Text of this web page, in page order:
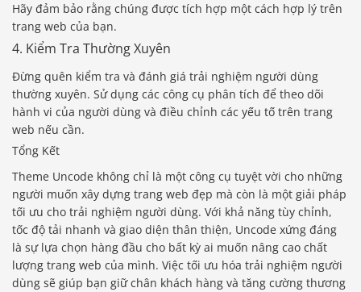
Hãy đảm bảo rằng chúng được tích hợp một cách hợp lý trên
trang web của bạn.
4. Kiểm Tra Thường Xuyên
Đừng quên kiểm tra và đánh giá trải nghiệm người dùng
thường xuyên. Sử dụng các công cụ phân tích để theo dõi
hành vi của người dùng và điều chỉnh các yếu tố trên trang
web nếu cần.
Tổng Kết
Theme Uncode không chỉ là một công cụ tuyệt vời cho những
người muốn xây dựng trang web đẹp mà còn là một giải pháp
tối ưu cho trải nghiệm người dùng. Với khả năng tùy chỉnh,
tốc độ tải nhanh và giao diện thân thiện, Uncode xứng đáng
là sự lựa chọn hàng đầu cho bất kỳ ai muốn nâng cao chất
lượng trang web của mình. Việc tối ưu hóa trải nghiệm người
dùng sẽ giúp bạn giữ chân khách hàng và tăng cường thương